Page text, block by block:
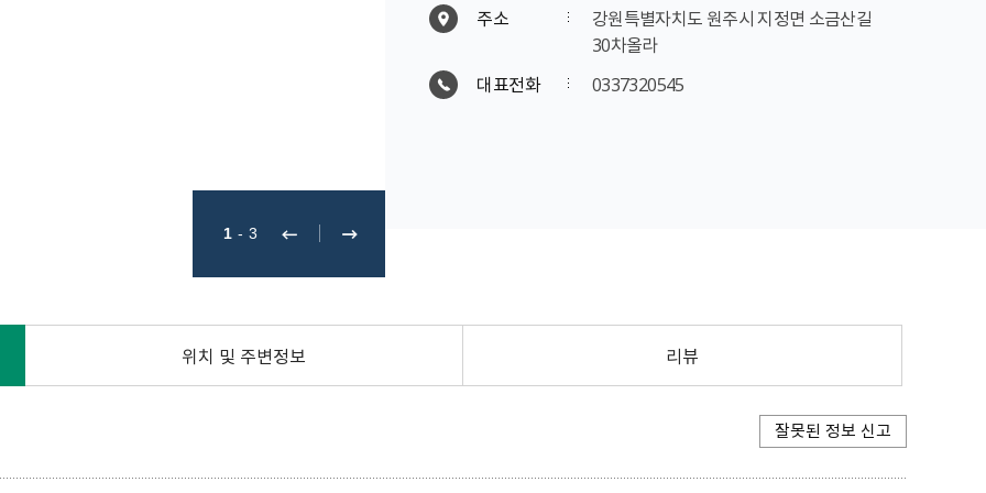
1 - 3
주소
강원특별자치도 원주시 지정면 소금산길
30차올라
대표전화
0337320545
위치 및 주변정보 리뷰
잘못된 정보 신고